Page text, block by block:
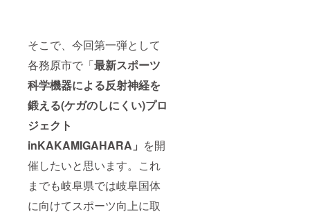
そこで、今回第一弾として
各務原市で「最新スポーツ
科学機器による反射神経を
鍛える(ケガのしにくい)プロ
ジェクト
inKAKAMIGAHARA」 を開
催したいと思います。これ
までも岐阜県では岐阜国体
に向けてスポーツ向上に取